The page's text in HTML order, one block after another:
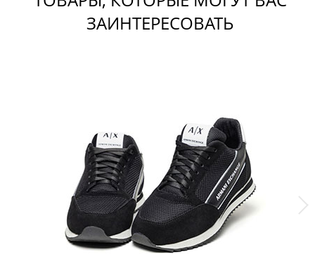
ЗАИНТЕРЕСОВАТЬ